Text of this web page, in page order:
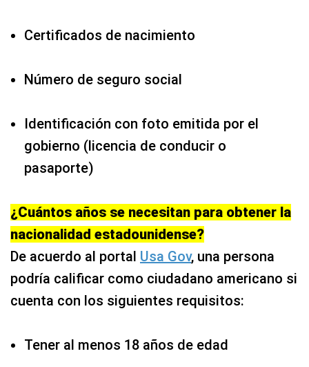
Certificados de nacimiento
Número de seguro social
Identificación con foto emitida por el
gobierno (licencia de conducir o
pasaporte)
¿Cuántos años se necesitan para obtener la
nacionalidad estadounidense?
De acuerdo al portal Usa Gov, una persona
podría calificar como ciudadano americano si
cuenta con los siguientes requisitos:
Tener al menos 18 años de edad